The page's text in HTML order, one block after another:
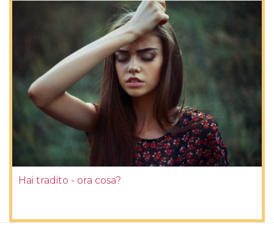
Hai tradito - ora cosa?